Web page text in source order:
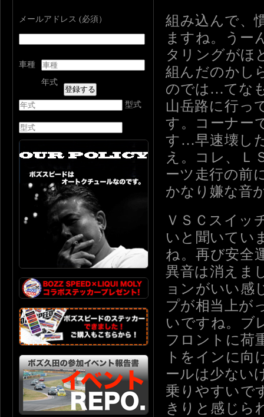
組み込んで、
ますね。うー
タリングがほ
組んだのかし
のでは…てな
山岳路に行っ
す。コーナー
す…早速壊し
え。コレ、Ｌ
ーツ走行の前
かなり嫌な音
ＶＳＣスイッ
いと聞いてい
ね。再び安全
異音は消えま
ョンがいい感
プが相当上が
いですね。ブ
フロントに荷
トをインに向
ールは少ない
乗りやすいで
きりと感じら
メールアドレス (必須）
車種
年式
型式